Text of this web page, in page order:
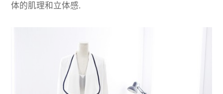
体的肌理和立体感.